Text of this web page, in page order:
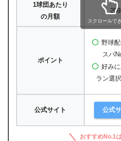
1球団あたり
の月額
ポイント
野球
スパ
好み
ラン選
公式サイト 公式
スクロールで
おすすめNo.1